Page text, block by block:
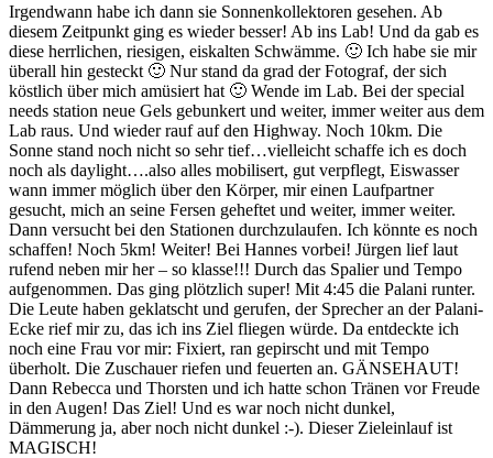
Irgendwann habe ich dann sie Sonnenkollektoren gesehen. Ab
diesem Zeitpunkt ging es wieder besser! Ab ins Lab! Und da gab es
diese herrlichen, riesigen, eiskalten Schwämme. 🙂 Ich habe sie mir
überall hin gesteckt 🙂 Nur stand da grad der Fotograf, der sich
köstlich über mich amüsiert hat 🙂 Wende im Lab. Bei der special
needs station neue Gels gebunkert und weiter, immer weiter aus dem
Lab raus. Und wieder rauf auf den Highway. Noch 10km. Die
Sonne stand noch nicht so sehr tief…vielleicht schaffe ich es doch
noch als daylight….also alles mobilisert, gut verpflegt, Eiswasser
wann immer möglich über den Körper, mir einen Laufpartner
gesucht, mich an seine Fersen geheftet und weiter, immer weiter.
Dann versucht bei den Stationen durchzulaufen. Ich könnte es noch
schaffen! Noch 5km! Weiter! Bei Hannes vorbei! Jürgen lief laut
rufend neben mir her – so klasse!!! Durch das Spalier und Tempo
aufgenommen. Das ging plötzlich super! Mit 4:45 die Palani runter.
Die Leute haben geklatscht und gerufen, der Sprecher an der Palani-
Ecke rief mir zu, das ich ins Ziel fliegen würde. Da entdeckte ich
noch eine Frau vor mir: Fixiert, ran gepirscht und mit Tempo
überholt. Die Zuschauer riefen und feuerten an. GÄNSEHAUT!
Dann Rebecca und Thorsten und ich hatte schon Tränen vor Freude
in den Augen! Das Ziel! Und es war noch nicht dunkel,
Dämmerung ja, aber noch nicht dunkel :-). Dieser Zieleinlauf ist
MAGISCH!